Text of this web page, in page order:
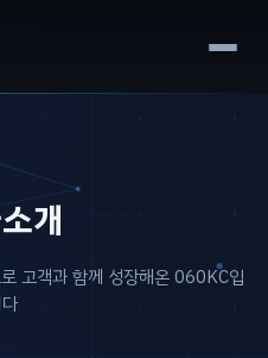
개
고객과 함께 성장해온 060KC입